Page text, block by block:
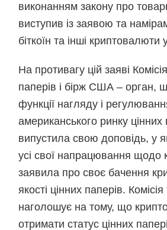
виконанням закону про
виступив із заявою та
біткоїн та інші криптовалюти
На противагу цій заяві
паперів і бірж США – орган,
функції нагляду і
американського ринку цінних
випустила свою доповідь, у
усі свої напрацювання щодо
заявила про своє бачення
якості цінних паперів.
наголошує на тому, що
отримати статус цінних